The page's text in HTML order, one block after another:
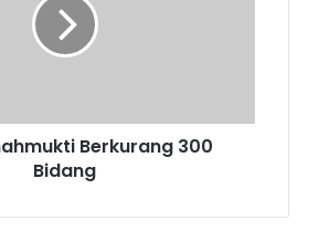
Berkurang 300
Bidang